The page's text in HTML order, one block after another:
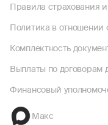
Правила страхования
Политика в отношении
Комплектность
Выплаты по договорам
Финансовый
Макс